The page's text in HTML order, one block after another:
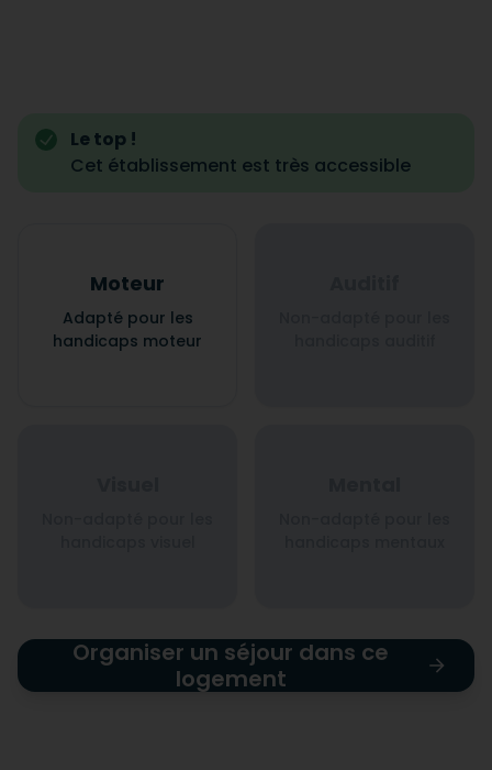
Le top !
Cet établissement est très accessible
Moteur
Adapté pour les
handicaps moteur
Organiser un séjour dans ce
logement